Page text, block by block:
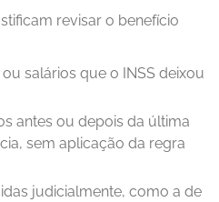
revisar o benefício
salários que o INSS deixou
antes ou depois da última
sem aplicação da regra
judicialmente, como a de